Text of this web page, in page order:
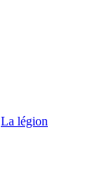
La légion